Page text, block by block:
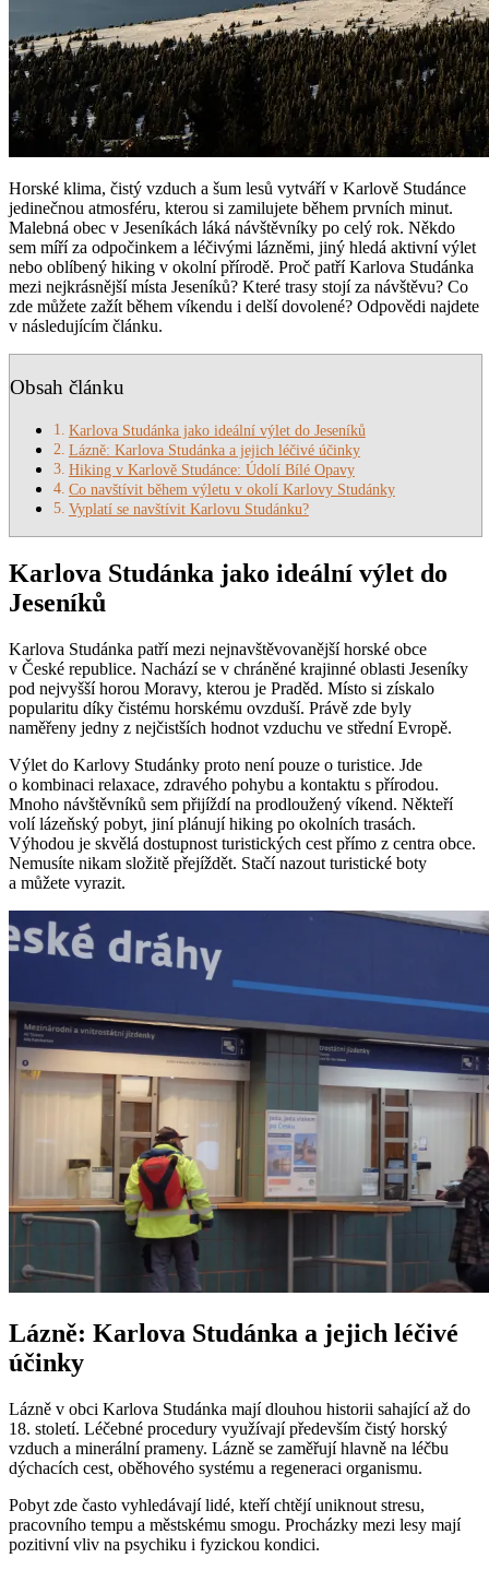
Horské klima, čistý vzduch a šum lesů vytváří v Karlově Studánce
jedinečnou atmosféru, kterou si zamilujete během prvních minut.
Malebná obec v Jeseníkách láká návštěvníky po celý rok. Někdo
sem míří za odpočinkem a léčivými lázněmi, jiný hledá aktivní výlet
nebo oblíbený hiking v okolní přírodě. Proč patří Karlova Studánka
mezi nejkrásnější místa Jeseníků? Které trasy stojí za návštěvu? Co
zde můžete zažít během víkendu i delší dovolené? Odpovědi najdete
v následujícím článku.
Obsah článku
Karlova Studánka jako ideální výlet do Jeseníků
Lázně: Karlova Studánka a jejich léčivé účinky
Hiking v Karlově Studánce: Údolí Bílé Opavy
Co navštívit během výletu v okolí Karlovy Studánky
Vyplatí se navštívit Karlovu Studánku?
Karlova Studánka jako ideální výlet do
Jeseníků
Karlova Studánka patří mezi nejnavštěvovanější horské obce
v České republice. Nachází se v chráněné krajinné oblasti Jeseníky
pod nejvyšší horou Moravy, kterou je Praděd. Místo si získalo
popularitu díky čistému horskému ovzduší. Právě zde byly
naměřeny jedny z nejčistších hodnot vzduchu ve střední Evropě.
Výlet do Karlovy Studánky proto není pouze o turistice. Jde
o kombinaci relaxace, zdravého pohybu a kontaktu s přírodou.
Mnoho návštěvníků sem přijíždí na prodloužený víkend. Někteří
volí lázeňský pobyt, jiní plánují hiking po okolních trasách.
Výhodou je skvělá dostupnost turistických cest přímo z centra obce.
Nemusíte nikam složitě přejíždět. Stačí nazout turistické boty
a můžete vyrazit.
Lázně: Karlova Studánka a jejich léčivé
účinky
Lázně v obci Karlova Studánka mají dlouhou historii sahající až do
18. století. Léčebné procedury využívají především čistý horský
vzduch a minerální prameny. Lázně se zaměřují hlavně na léčbu
dýchacích cest, oběhového systému a regeneraci organismu.
Pobyt zde často vyhledávají lidé, kteří chtějí uniknout stresu,
pracovního tempu a městskému smogu. Procházky mezi lesy mají
pozitivní vliv na psychiku i fyzickou kondici.